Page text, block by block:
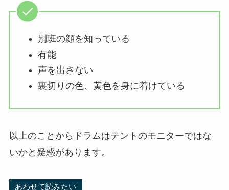
別班の顔を知っている
有能
声を出さない
裏切りの色、黄色を身に着けている
以上のことからドラムはテントのモニターではな
いかと疑惑があります。
あわせて読みたい